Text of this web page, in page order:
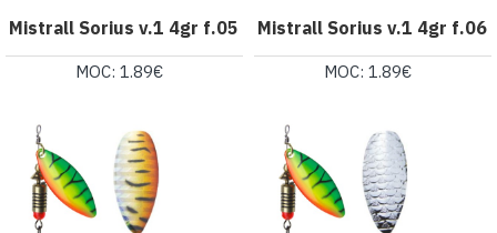
Mistrall Sorius v.1 4gr f.05
MOC: 1.89€
Mistrall Sorius v.1 4gr f.06
MOC: 1.89€